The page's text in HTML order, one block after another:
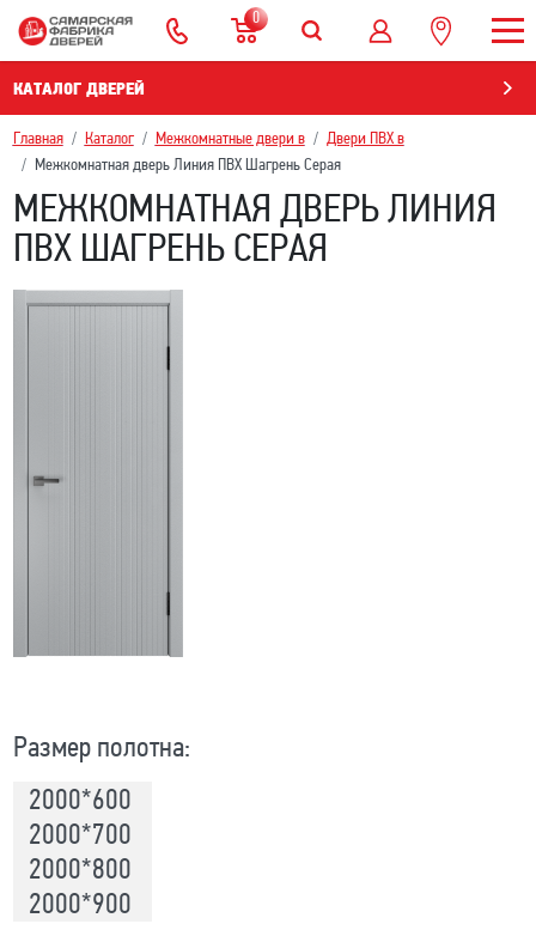
0
КАТАЛОГ ДВЕРЕЙ
Главная Каталог Межкомнатные двери в
Двери ПВХ в
Межкомнатная дверь Линия ПВХ Шагрень Серая
МЕЖКОМНАТНАЯ ДВЕРЬ ЛИНИЯ
ПВХ ШАГРЕНЬ СЕРАЯ
Размер полотна:
2000*600
2000*700
2000*800
2000*900